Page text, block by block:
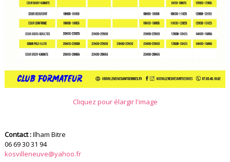
Cliquez pour élargir l'image
Contact :Ilham Bitre
06 69 30 31 94
kosvilleneuve@yahoo.fr